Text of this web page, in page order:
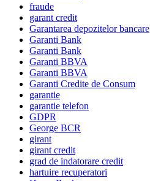
fraude
garant credit
Garantarea depozitelor bancare
Garanti Bank
Garanti Bank
Garanti BBVA
Garanti BBVA
Garanti Credite de Consum
garantie
garantie telefon
GDPR
George BCR
girant
girant credit
grad de indatorare credit
hartuire recuperatori